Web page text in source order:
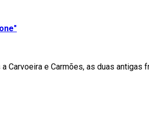
Carvoeira e Carmões, as duas antigas